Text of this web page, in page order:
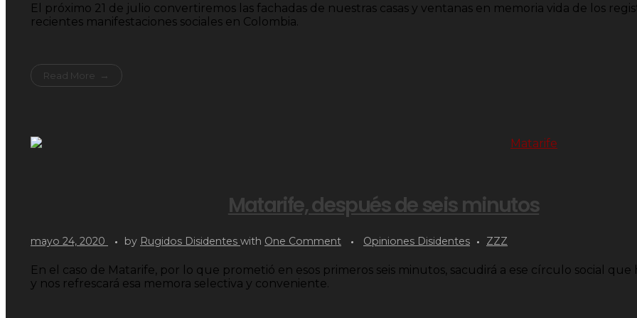
El próximo 21 de julio convertiremos las fachadas de nuestras casas y ventanas en memoria vida de los
recientes manifestaciones sociales en Colombia.
Read More
Matarife, después de seis minutos
mayo 24, 2020 by Rugidos Disidentes with One Comment Opiniones Disidentes ZZZ
En el caso de Matarife, por lo que prometió en esos primeros seis minutos, sacudirá a ese círculo social que
y nos refrescará esa memora selectiva y conveniente.